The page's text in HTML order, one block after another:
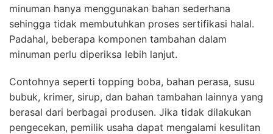
minuman hanya menggunakan bahan sederhana
sehingga tidak membutuhkan proses sertifikasi halal.
Padahal, beberapa komponen tambahan dalam
minuman perlu diperiksa lebih lanjut.
Contohnya seperti topping boba, bahan perasa, susu
bubuk, krimer, sirup, dan bahan tambahan lainnya yang
berasal dari berbagai produsen. Jika tidak dilakukan
pengecekan, pemilik usaha dapat mengalami kesulitan